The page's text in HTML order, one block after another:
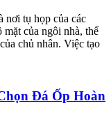
nơi tụ họp của các
của ngôi nhà, thể
chủ nhân. Việc tạo
Đá Ốp Hoàn